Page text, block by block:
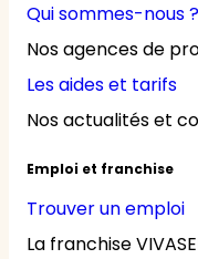
Qui sommes-nous ?
Nos agences de
Les aides et tarifs
Nos actualités et
Emploi et franchise
Trouver un emploi
La franchise